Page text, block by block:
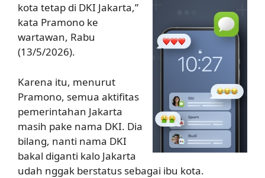
kota tetap di DKI Jakarta,”
kata Pramono ke
wartawan, Rabu
(13/5/2026).
Karena itu, menurut
Pramono, semua aktifitas
pemerintahan Jakarta
masih pake nama DKI. Dia
bilang, nanti nama DKI
bakal diganti kalo Jakarta
udah nggak berstatus sebagai ibu kota.